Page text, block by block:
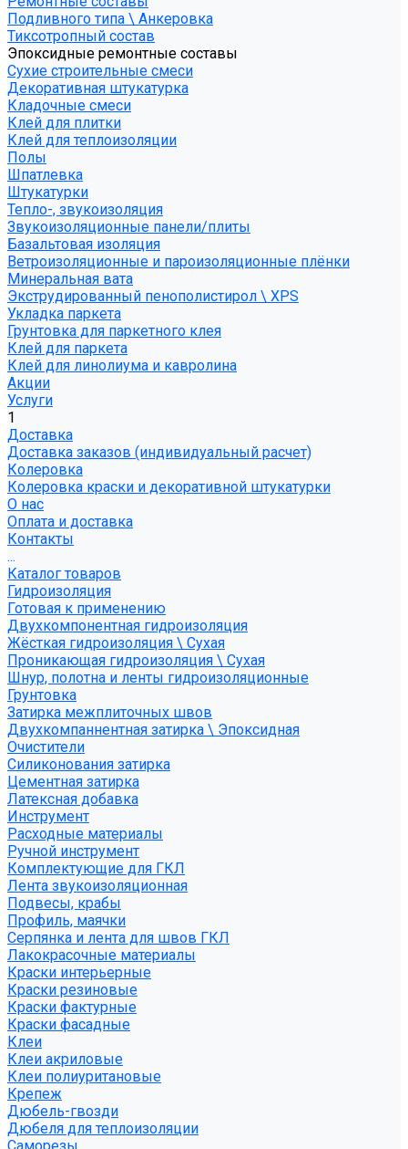
Подливного типа \ Анкеровка
Тиксотропный состав
Эпоксидные ремонтные составы
Сухие строительные смеси
Декоративная штукатурка
Кладочные смеси
Клей для плитки
Клей для теплоизоляции
Полы
Шпатлевка
Штукатурки
Тепло-, звукоизоляция
Звукоизоляционные панели/плиты
Базальтовая изоляция
Ветроизоляционные и пароизоляционные плёнки
Минеральная вата
Экструдированный пенополистирол \ XPS
Укладка паркета
Грунтовка для паркетного клея
Клей для паркета
Клей для линолиума и кавролина
Акции
Услуги
1
Доставка
Доставка заказов (индивидуальный расчет)
Колеровка
Колеровка краски и декоративной штукатурки
О нас
Оплата и доставка
Контакты
...
Каталог товаров
Гидроизоляция
Готовая к применению
Двухкомпонентная гидроизоляция
Жёсткая гидроизоляция \ Сухая
Проникающая гидроизоляция \ Сухая
Шнур, полотна и ленты гидроизоляционные
Грунтовка
Затирка межплиточных швов
Двухкомпаннентная затирка \ Эпоксидная
Очистители
Силиконования затирка
Цементная затирка
Латексная добавка
Инструмент
Расходные материалы
Ручной инструмент
Комплектующие для ГКЛ
Лента звукоизоляционная
Подвесы, крабы
Профиль, маячки
Серпянка и лента для швов ГКЛ
Лакокрасочные материалы
Краски интерьерные
Краски резиновые
Краски фактурные
Краски фасадные
Клеи
Клеи акриловые
Клеи полиуритановые
Крепеж
Дюбель-гвозди
Дюбеля для теплоизоляции